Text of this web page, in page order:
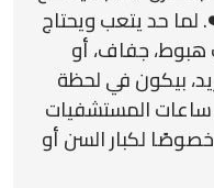
حد يتعب ويحتاج
جفاف، أو
بيكون في لحظة
المستشفيات
لكبار السن أو